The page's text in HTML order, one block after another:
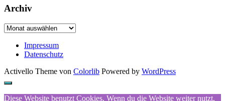
Archiv
Archiv
Impressum
Datenschutz
Activello Theme von Colorlib Powered by WordPress
Diese Website benutzt Cookies. Wenn du die Website weiter nutzt,